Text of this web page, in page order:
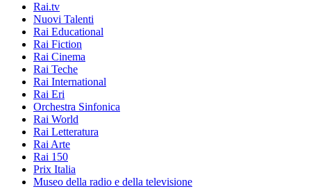
Rai.tv
Nuovi Talenti
Rai Educational
Rai Fiction
Rai Cinema
Rai Teche
Rai International
Rai Eri
Orchestra Sinfonica
Rai World
Rai Letteratura
Rai Arte
Rai 150
Prix Italia
Museo della radio e della televisione